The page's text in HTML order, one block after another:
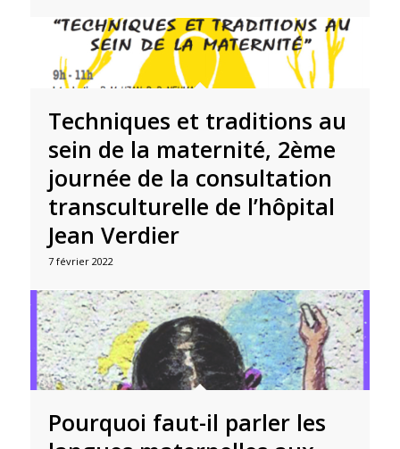
Techniques et traditions au
sein de la maternité, 2ème
journée de la consultation
transculturelle de l’hôpital
Jean Verdier
7 février 2022
Pourquoi faut-il parler les